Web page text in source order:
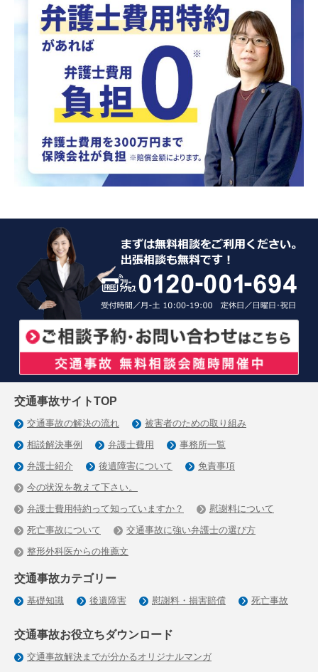
交通事故サイトTOP
交通事故の解決の流れ
被害者のための取り組み
相談解決事例
弁護士費用
事務所一覧
弁護士紹介
後遺障害について
免責事項
今の状況を教えて下さい。
弁護士費用特約って知っていますか？
慰謝料について
死亡事故について
交通事故に強い弁護士の選び方
整形外科医からの推薦文
交通事故カテゴリー
基礎知識 後遺障害 慰謝料・損害賠償 死亡事故
交通事故お役立ちダウンロード
交通事故解決までが分かるオリジナルマンガ